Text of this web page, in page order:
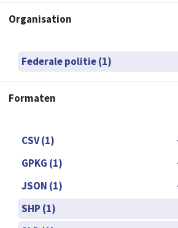
Organisation
Federale politie (1)
Formaten
CSV (1)
GPKG (1)
JSON (1)
SHP (1)